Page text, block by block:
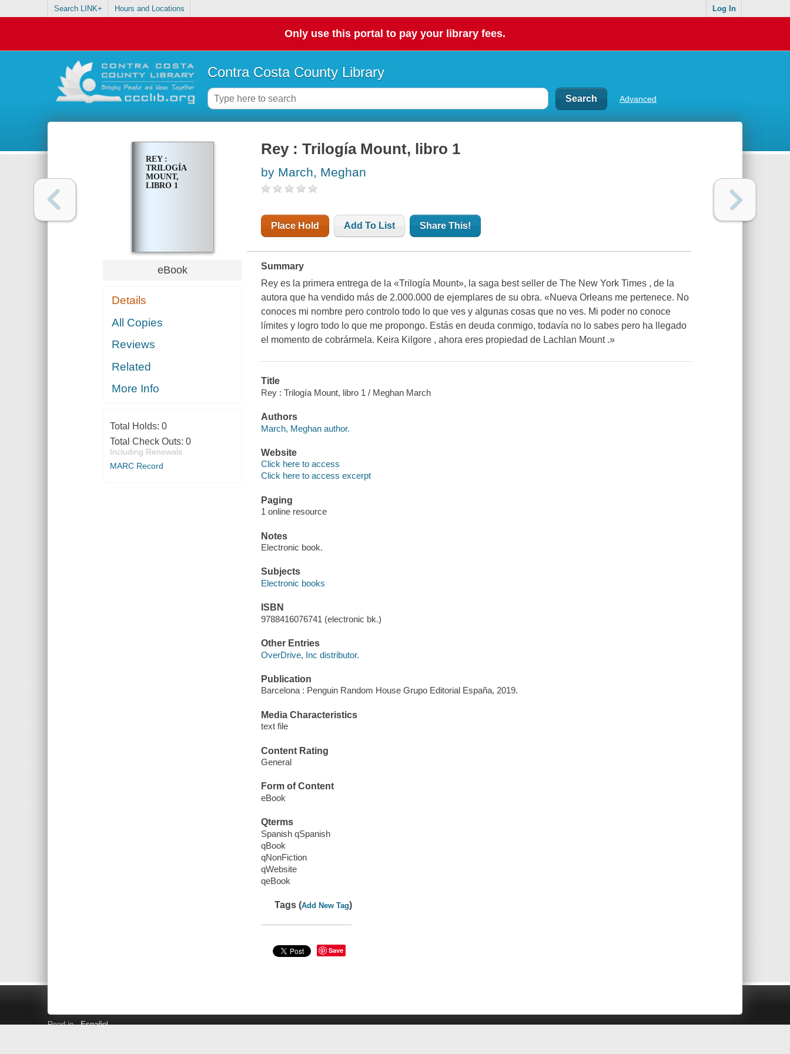
Search LINK+ Hours and Locations Log In
Only use this portal to pay your library fees.
Contra Costa County Library
Advanced
REY :
TRILOGÍA
MOUNT,
LIBRO 1
eBook
Details
All Copies
Reviews
Related
More Info
Total Holds: 0
Total Check Outs: 0
Including Renewals
MARC Record
Rey : Trilogía Mount, libro 1
by March, Meghan
Place Hold Add To List Share This!
Summary
Rey es la primera entrega de la «Trilogía Mount», la saga best seller de The New York Times , de la
autora que ha vendido más de 2.000.000 de ejemplares de su obra. «Nueva Orleans me pertenece. No
conoces mi nombre pero controlo todo lo que ves y algunas cosas que no ves. Mi poder no conoce
límites y logro todo lo que me propongo. Estás en deuda conmigo, todavía no lo sabes pero ha llegado
el momento de cobrármela. Keira Kilgore , ahora eres propiedad de Lachlan Mount .»
Title
Rey : Trilogía Mount, libro 1 / Meghan March
Authors
March, Meghan author.
Website
Click here to access
Click here to access excerpt
Paging
1 online resource
Notes
Electronic book.
Subjects
Electronic books
ISBN
9788416076741 (electronic bk.)
Other Entries
OverDrive, Inc distributor.
Publication
Barcelona : Penguin Random House Grupo Editorial España, 2019.
Media Characteristics
text file
Content Rating
General
Form of Content
eBook
Qterms
Spanish qSpanish
qBook
qNonFiction
qWebsite
qeBook
Tags (Add New Tag)
Save
Read in Español